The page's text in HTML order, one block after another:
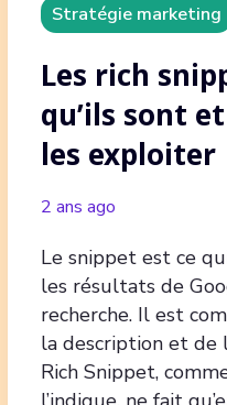
Stratégie marketing
Les rich
qu’ils sont
les exploiter
2 ans ago
Le snippet est ce
les résultats de
recherche. Il est
la description et de
Rich Snippet,